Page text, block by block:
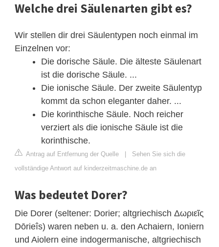
Welche drei Säulenarten gibt es?
Wir stellen dir drei Säulentypen noch einmal im
Einzelnen vor:
Die dorische Säule. Die älteste Säulenart
ist die dorische Säule. ...
Die ionische Säule. Der zweite Säulentyp
kommt da schon eleganter daher. ...
Die korinthische Säule. Noch reicher
verziert als die ionische Säule ist die
korinthische.
Antrag auf Entfernung der Quelle | Sehen Sie sich die
vollständige Antwort auf kinderzeitmaschine.de an
Was bedeutet Dorer?
Die Dorer (seltener: Dorier; altgriechisch Δωριεῖς
Dōrieîs) waren neben u. a. den Achaiern, Ioniern
und Aiolern eine indogermanische, altgriechisch